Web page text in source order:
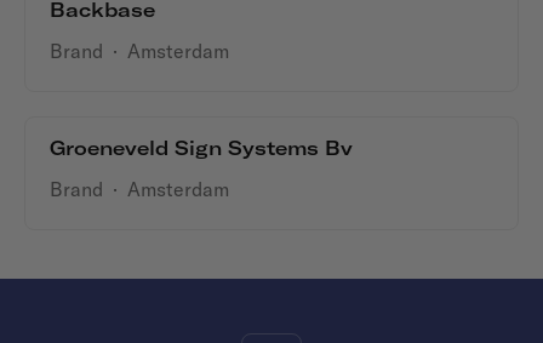
Backbase
Brand · Amsterdam
Groeneveld Sign Systems Bv
Brand · Amsterdam